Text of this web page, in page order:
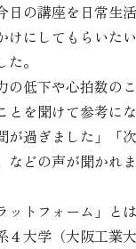
日の講座を日常生
けにしてもらいた
。
低下や心拍数の
を聞けて参考にな
が過ぎました」「
どの声が聞かれま
ットフォーム」とは
４大学（大阪工業